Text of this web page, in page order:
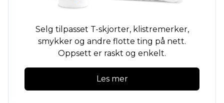
Selg tilpasset T-skjorter,klistremerker,
smykker og andre flotte ting på nett.
Oppsett er raskt og enkelt.
Les mer